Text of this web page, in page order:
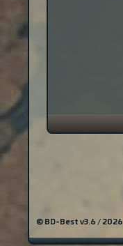
© BD-Best v3.6 / 2026